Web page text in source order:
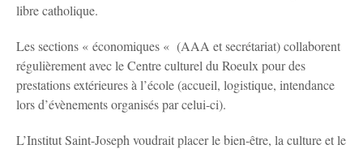
libre catholique.
Les sections « économiques « (AAA et secrétariat) collaborent
régulièrement avec le Centre culturel du Roeulx pour des
prestations extérieures à l’école (accueil, logistique, intendance
lors d’évènements organisés par celui-ci).
L’Institut Saint-Joseph voudrait placer le bien-être, la culture et le